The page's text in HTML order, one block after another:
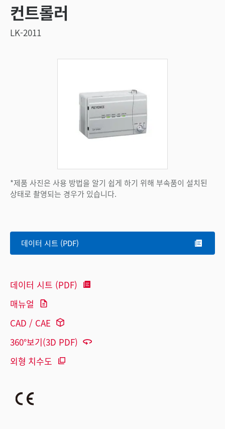
컨트롤러
LK-2011
*제품 사진은 사용 방법을 알기 쉽게 하기 위해 부속품이 설치된
상태로 촬영되는 경우가 있습니다.
데이터 시트 (PDF)
데이터 시트 (PDF)
매뉴얼
CAD / CAE
360°보기(3D PDF)
외형 치수도